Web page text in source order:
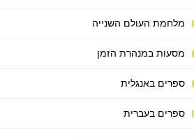
מלחמת העולם השנייה
מסעות במנהרת הזמן
ספרים באנגלית
ספרים בעברית